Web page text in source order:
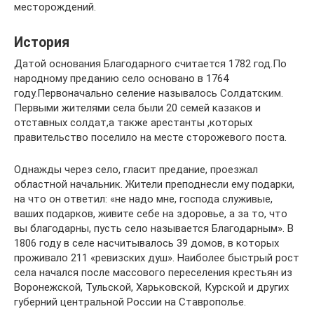
месторождений.
История
Датой основания Благодарного считается 1782 год.По
народному преданию село основано в 1764
году.Первоначально селение называлось Солдатским.
Первыми жителями села были 20 семей казаков и
отставных солдат,а также арестанты ,которых
правительство поселило на месте сторожевого поста.
Однажды через село, гласит предание, проезжал
областной начальник. Жители преподнесли ему подарки,
на что он ответил: «не надо мне, господа служивые,
ваших подарков, живите себе на здоровье, а за то, что
вы благодарны, пусть село называется Благодарным». В
1806 году в селе насчитывалось 39 домов, в которых
проживало 211 «ревизских душ». Наиболее быстрый рост
села начался после массового переселения крестьян из
Воронежской, Тульской, Харьковской, Курской и других
губерний центральной России на Ставрополье.